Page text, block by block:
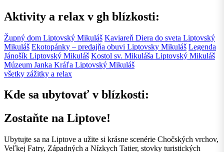
Aktivity a relax v gh blízkosti:
Župný dom Liptovský Mikuláš Kaviareň Diera do sveta Liptovský
Mikuláš Ekotopánky – predajňa obuvi Liptovsky Mikuláš Legenda
Jánošík Liptovský Mikuláš Kostol sv. Mikuláša Liptovský Mikuláš
Múzeum Janka Kráľa Liptovský Mikuláš
všetky zážitky a relax
Kde sa ubytovať v blízkosti:
Zostaňte na Liptove!
Ubytujte sa na Liptove a užite si krásne scenérie Chočských vrchov,
Veľkej Fatry, Západných a Nízkych Tatier, stovky turistických